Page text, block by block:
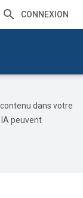
CONNEXION
dans votre
peuvent